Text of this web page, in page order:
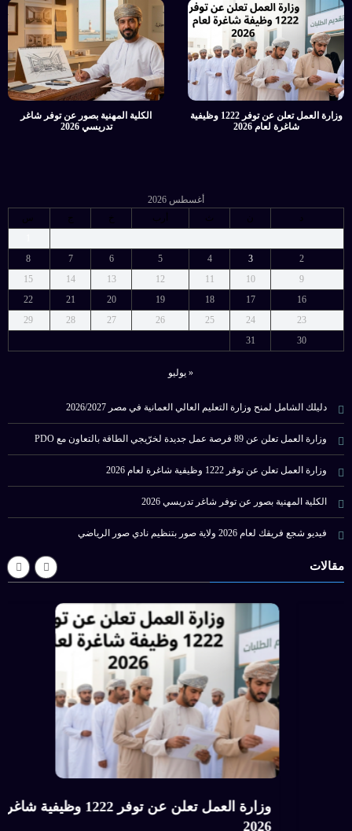
وزارة العمل تعلن عن توفر 1222 وظيفية
شاغرة لعام 2026
الكلية المهنية بصور عن توفر شاغر
تدريسي 2026
أغسطس 2026
د
ن ث أرب خ ج
س
2
3
4
5
6
7
8
9
10
11
12
13
14
15
16
17
18
19
20
21
22
23
24
25
26
27
28
29
30
31
« يوليو
دليلك الشامل لمنح وزارة التعليم العالي العمانية في مصر 2026/2027
وزارة العمل تعلن عن 89 فرصة عمل جديدة لخرّيجي الطاقة بالتعاون مع PDO
وزارة العمل تعلن عن توفر 1222 وظيفية شاغرة لعام 2026
الكلية المهنية بصور عن توفر شاغر تدريسي 2026
فيديو شجع فريقك لعام 2026 ولاية صور بتنظيم نادي صور الرياضي
مقالات
بصور عن توفر شاغر تدريسي 2026